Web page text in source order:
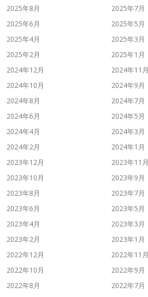
2025年8月
2025年7月
2025年6月
2025年5月
2025年4月
2025年3月
2025年2月
2025年1月
2024年12月
2024年11月
2024年10月
2024年9月
2024年8月
2024年7月
2024年6月
2024年5月
2024年4月
2024年3月
2024年2月
2024年1月
2023年12月
2023年11月
2023年10月
2023年9月
2023年8月
2023年7月
2023年6月
2023年5月
2023年4月
2023年3月
2023年2月
2023年1月
2022年12月
2022年11月
2022年10月
2022年9月
2022年8月
2022年7月